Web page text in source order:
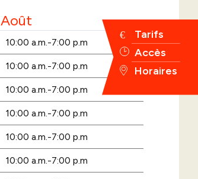
10:00 a.m.-7:00 p.m
10:00 a.m.-7:00 p.m
10:00 a.m.-7:00 p.m
10:00 a.m.-7:00 p.m
10:00 a.m.-7:00 p.m
10:00 a.m.-7:00 p.m
Tarifs
Accès
Horaires